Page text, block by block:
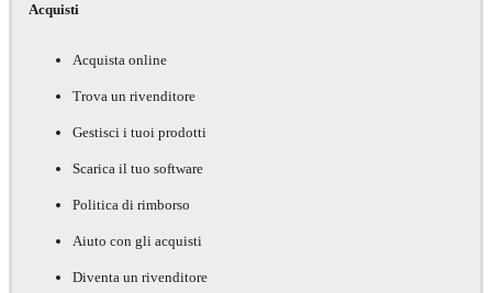
Acquisti
Acquista online
Trova un rivenditore
Gestisci i tuoi prodotti
Scarica il tuo software
Politica di rimborso
Aiuto con gli acquisti
Diventa un rivenditore